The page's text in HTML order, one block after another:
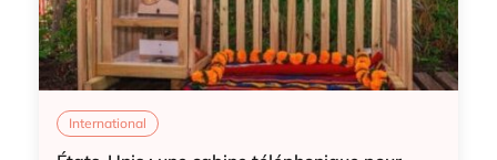
International